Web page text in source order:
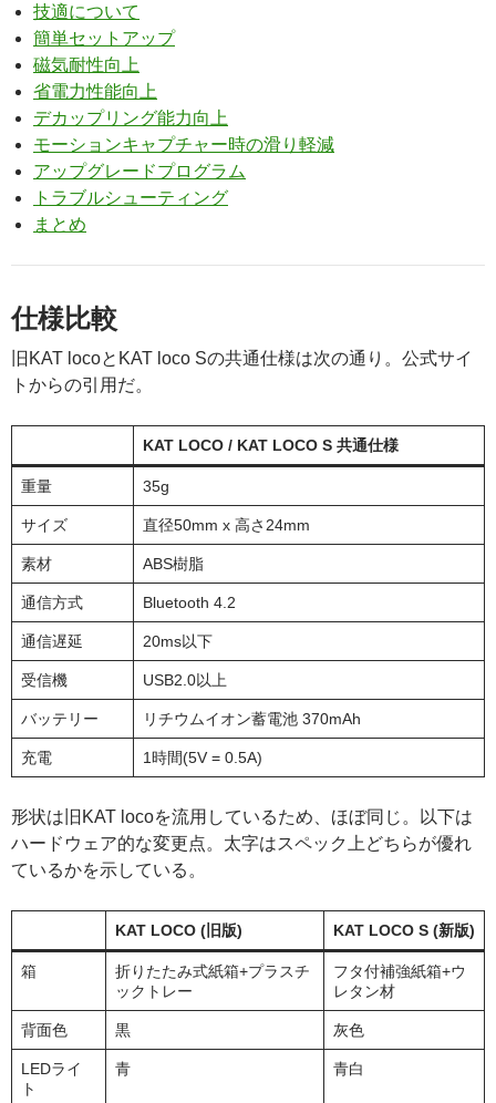
技適について
簡単セットアップ
磁気耐性向上
省電力性能向上
デカップリング能力向上
モーションキャプチャー時の滑り軽減
アップグレードプログラム
トラブルシューティング
まとめ
仕様比較
旧KAT locoとKAT loco Sの共通仕様は次の通り。公式サイ
トからの引用だ。
KAT LOCO / KAT LOCO S 共通仕様
重量 35g
サイズ 直径50mm x 高さ24mm
素材 ABS樹脂
通信方式 Bluetooth 4.2
通信遅延 20ms以下
受信機 USB2.0以上
バッテリー リチウムイオン蓄電池 370mAh
充電 1時間(5V = 0.5A)
形状は旧KAT locoを流用しているため、ほぼ同じ。以下は
ハードウェア的な変更点。太字はスペック上どちらが優れ
ているかを示している。
KAT LOCO (旧版) KAT LOCO S (新版)
箱
折りたたみ式紙箱+プラスチ
ックトレー
フタ付補強紙箱+ウ
レタン材
背面色 黒 灰色
LEDライ
ト
青 青白